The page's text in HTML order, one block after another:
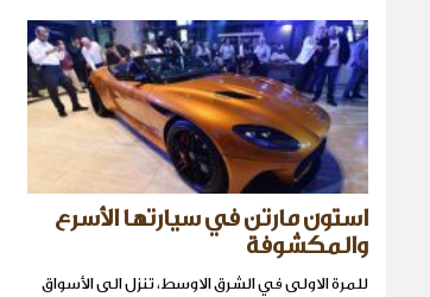
استون مارتن في سيارتها الأسرع
والمكشوفة
للمرة الاولى في الشرق الاوسط، تنزل الى الأسواق